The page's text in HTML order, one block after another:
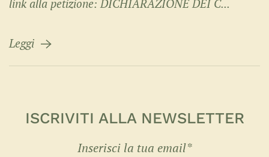
link alla petizione: DICHIARAZIONE DEI C...
Leggi
ISCRIVITI ALLA NEWSLETTER